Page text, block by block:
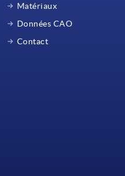
Matériaux
Données CAO
Contact